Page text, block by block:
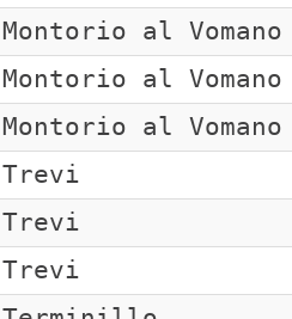
Montorio al Vomano
Montorio al Vomano
Montorio al Vomano
Trevi
Trevi
Trevi